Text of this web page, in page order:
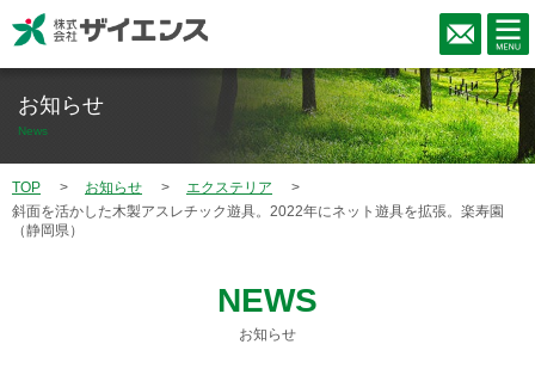
お知らせ
News
TOP お知らせ
エクステリア
斜面を活かした木製アスレチック遊具。2022年にネット遊具を拡張。楽寿園
（静岡県）
NEWS
お知らせ